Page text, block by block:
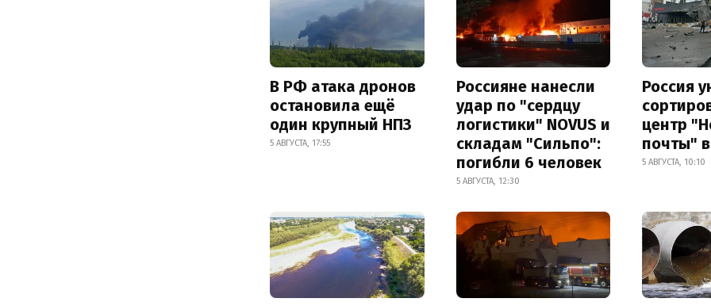
В РФ атака дронов
остановила ещё
один крупный НПЗ
5 АВГУСТА, 17:55
Россияне нанесли
удар по "сердцу
логистики" NOVUS и
складам "Сильпо":
погибли 6 человек
5 АВГУСТА, 12:30
Россия
центр
почты"
5 АВГУСТА, 10:10